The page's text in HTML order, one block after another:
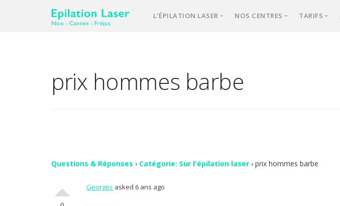
L’ÉPILATION LASER
L’épilation laser : comment ça marche ?
Vos avis
NOS CENTRES TARIFS
prix hommes barbe
Questions & Réponses › Catégorie: Sur l'épilation laser › prix hommes barbe
Georges asked 6 ans ago